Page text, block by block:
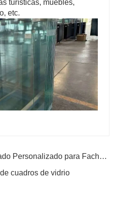
turísticas, muebles,
etc.
Anterior : Vidrio Templado Personalizado para Fachadas, Ventanas y Proyectos de Seguridad Laminados
cuadros de vidrio